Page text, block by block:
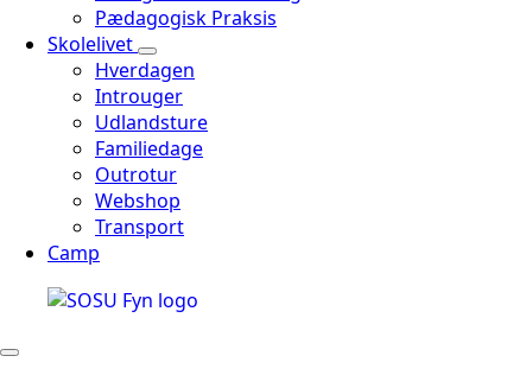
Pædagogisk Praksis
Skolelivet
Hverdagen
Introuger
Udlandsture
Familiedage
Outrotur
Webshop
Transport
Camp